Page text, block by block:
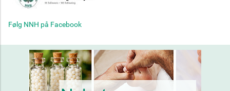
Følg NNH på Facebook